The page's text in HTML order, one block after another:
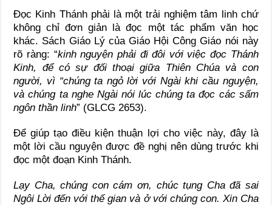
Đọc Kinh Thánh phải là một trải nghiệm tâm linh chứ
không chỉ đơn giản là đọc một tác phẩm văn học
khác. Sách Giáo Lý của Giáo Hội Công Giáo nói này
rõ ràng: “kinh nguyện phải đi đôi với việc đọc Thánh
Kinh, để có sự đối thoại giữa Thiên Chúa và con
người, vì “chúng ta ngỏ lời với Ngài khi cầu nguyện,
và chúng ta nghe Ngài nói lúc chúng ta đọc các sấm
ngôn thần linh” (GLCG 2653).
Để giúp tạo điều kiện thuận lợi cho việc này, đây là
một lời cầu nguyện được đề nghị nên dùng trước khi
đọc một đoạn Kinh Thánh.
Lạy Cha, chúng con cám ơn, chúc tụng Cha đã sai
Ngôi Lời đến với thế gian và ở với chúng con. Xin Cha